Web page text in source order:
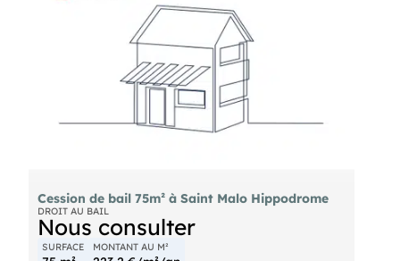
Cession de bail 75m² à Saint Malo Hippodrome
DROIT AU BAIL
Nous consulter
SURFACE MONTANT AU M²